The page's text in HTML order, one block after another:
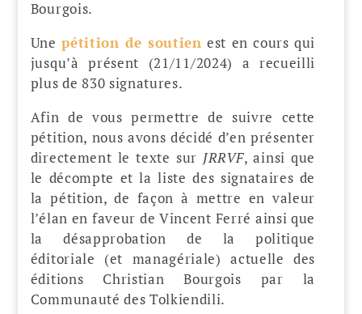
Bourgois.
Unepétition de soutien est en cours qui
jusqu’à présent (21/11/2024) a recueilli
plus de 830 signatures.
Afin de vous permettre de suivre cette
pétition, nous avons décidé d’en présenter
directement le texte sur JRRVF, ainsi que
le décompte et la liste des signataires de
la pétition, de façon à mettre en valeur
l’élan en faveur de Vincent Ferré ainsi que
la désapprobation de la politique
éditoriale (et managériale) actuelle des
éditions Christian Bourgois par la
Communauté des Tolkiendili.